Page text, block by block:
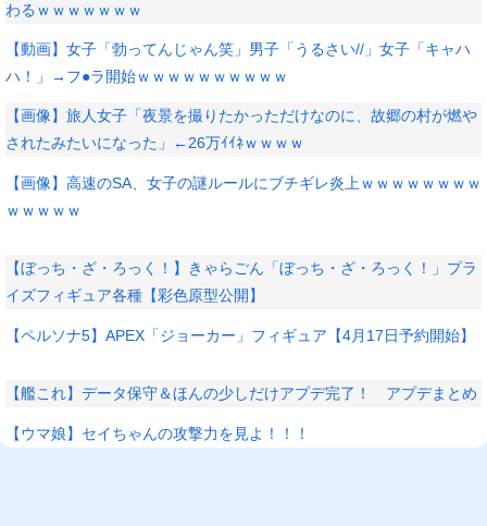
わるｗｗｗｗｗｗｗ
【動画】女子「勃ってんじゃん笑」男子「うるさい//」女子「キャハ
ハ！」→フ●ラ開始ｗｗｗｗｗｗｗｗｗｗ
【画像】旅人女子「夜景を撮りたかっただけなのに、故郷の村が燃や
されたみたいになった」←26万ｲｲﾈｗｗｗｗ
【画像】高速のSA、女子の謎ルールにブチギレ炎上ｗｗｗｗｗｗｗｗ
ｗｗｗｗｗ
【ぼっち・ざ・ろっく！】きゃらごん「ぼっち・ざ・ろっく！」プラ
イズフィギュア各種【彩色原型公開】
【ペルソナ5】APEX「ジョーカー」フィギュア【4月17日予約開始】
【艦これ】データ保守＆ほんの少しだけアプデ完了！ アプデまとめ
【ウマ娘】セイちゃんの攻撃力を見よ！！！